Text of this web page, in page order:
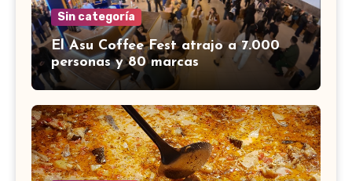
Sin categoría
El Asu Coffee Fest atrajo a 7.000
personas y 80 marcas